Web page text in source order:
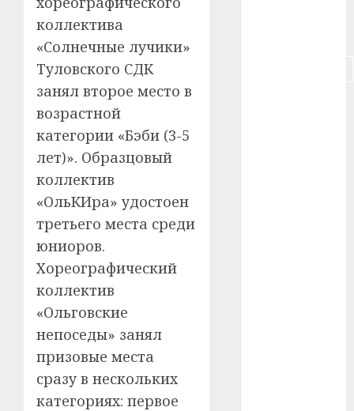
коллектива
«Солнечные лучики»
Туловского СДК
занял второе место в
возрастной
категории «Бэби (3-5
лет)». Образцовый
коллектив
«ОльКИра» удостоен
третьего места среди
юниоров.
Хореографический
коллектив
«Ольговские
непоседы» занял
призовые места
сразу в нескольких
категориях: первое